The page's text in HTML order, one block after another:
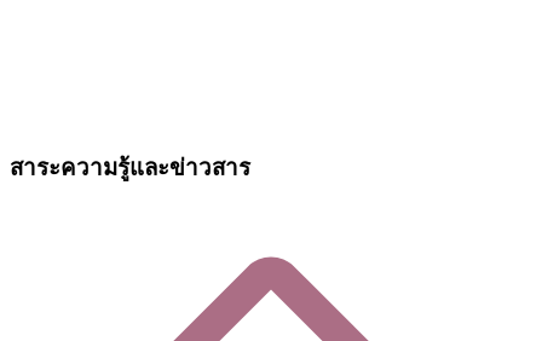
สาระความรู้และข่าวสาร